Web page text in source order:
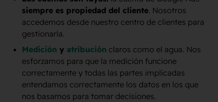
siempre es propiedad del cliente. Nosotros
accedemos desde nuestro centro de clientes para
gestionarla.
Medición y atribución claros como el agua. Nos
esforzamos para que la medición funcione
correctamente y todas las partes implicadas
entendamos correctamente los datos en los que
nos basamos para tomar decisiones.